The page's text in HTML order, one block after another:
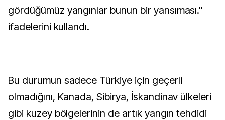
gördüğümüz yangınlar bunun bir yansıması."
ifadelerini kullandı.
Bu durumun sadece Türkiye için geçerli
olmadığını, Kanada, Sibirya, İskandinav ülkeleri
gibi kuzey bölgelerinin de artık yangın tehdidi